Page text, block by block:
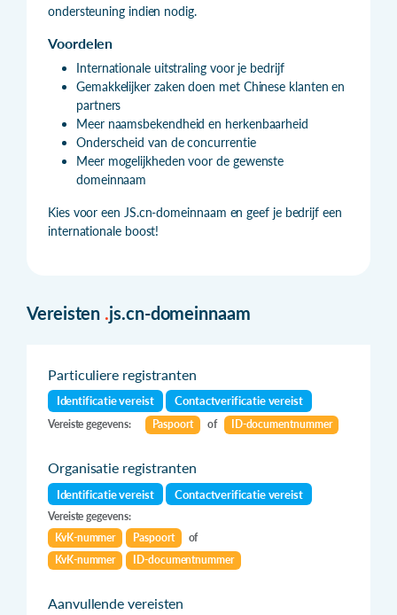
ondersteuning indien nodig.
Voordelen
Internationale uitstraling voor je bedrijf
Gemakkelijker zaken doen met Chinese klanten en
partners
Meer naamsbekendheid en herkenbaarheid
Onderscheid van de concurrentie
Meer mogelijkheden voor de gewenste
domeinnaam
Kies voor een JS.cn-domeinnaam en geef je bedrijf een
internationale boost!
Vereisten .js.cn-domeinnaam
Particuliere registranten
Identificatie vereist Contactverificatie vereist
Vereiste gegevens: Paspoort of ID-documentnummer
Organisatie registranten
Identificatie vereist Contactverificatie vereist
Vereiste gegevens:
KvK-nummer
Paspoort
of
KvK-nummer
ID-documentnummer
Aanvullende vereisten